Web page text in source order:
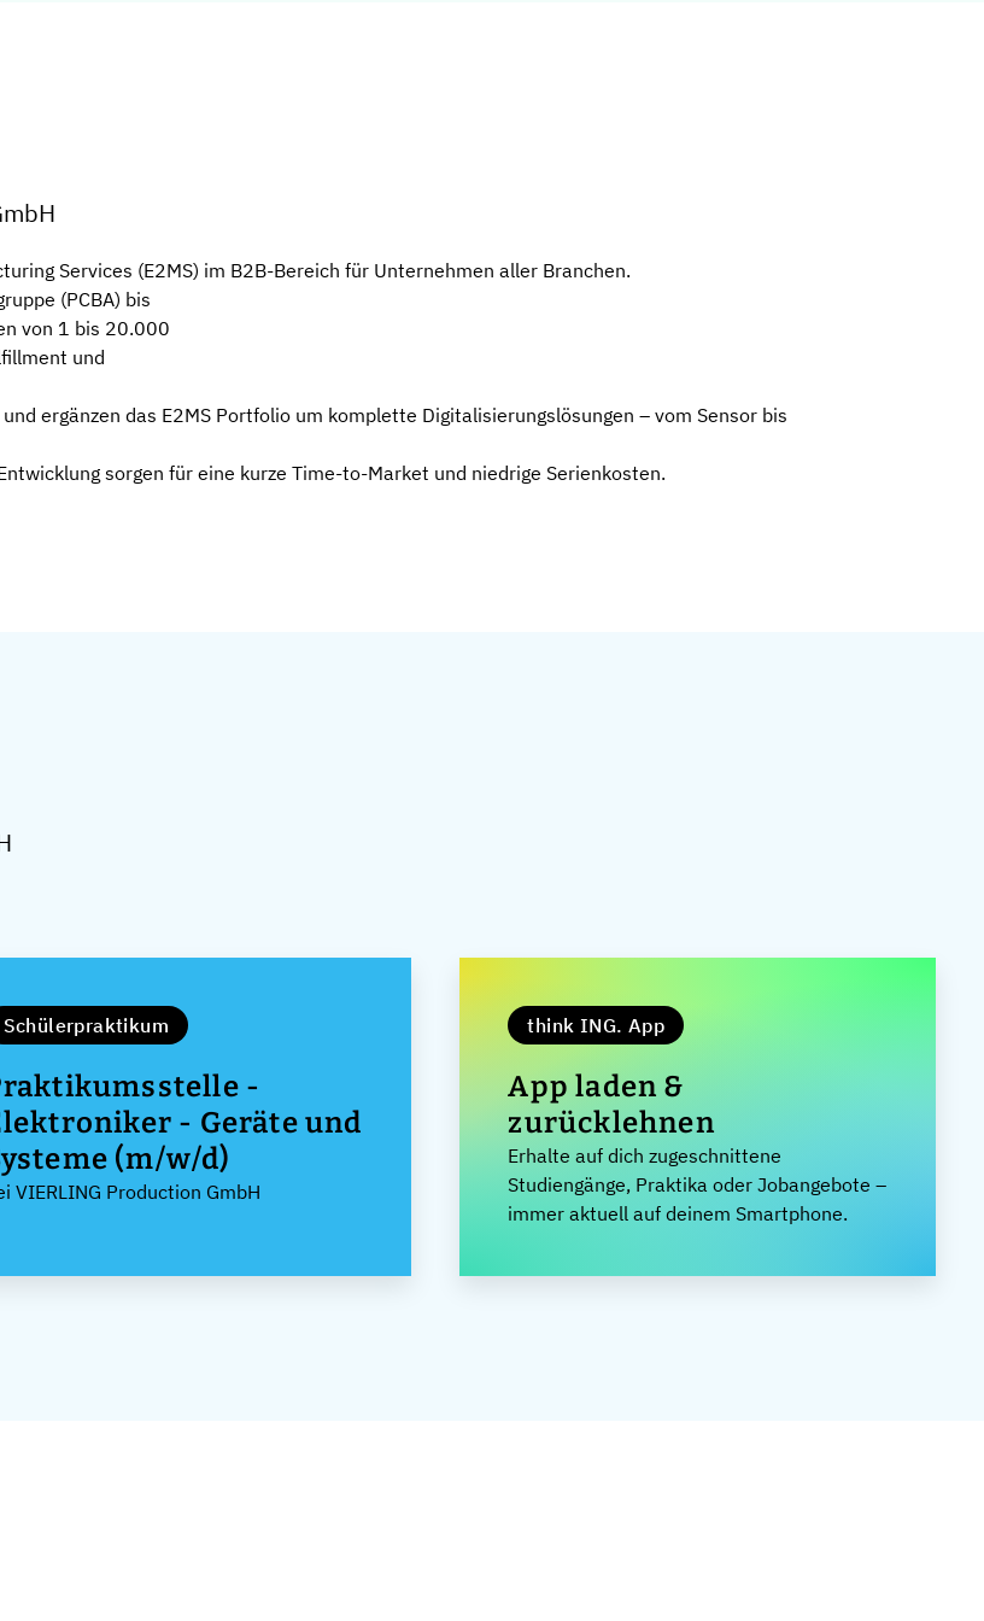
Services (E2MS) im B2B-Bereich für Unternehmen aller Branchen.
(PCBA) bis
von 1 bis 20.000
und
ergänzen das E2MS Portfolio um komplette Digitalisierungslösungen – vom Sensor bis
sorgen für eine kurze Time-to-Market und niedrige Serienkosten.
Schülerpraktikum
-
- Geräte und
(m/w/d)
VIERLING Production GmbH
think ING. App
App laden &
zurücklehnen
Erhalte auf dich zugeschnittene
Studiengänge, Praktika oder Jobangebote –
immer aktuell auf deinem Smartphone.